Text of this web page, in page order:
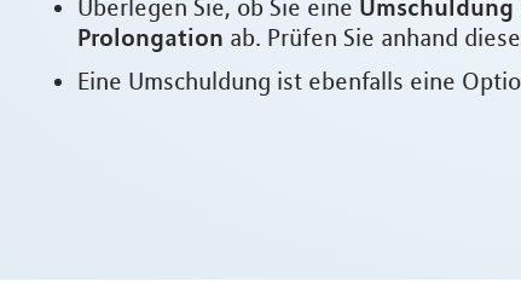
Überlegen Sie, ob Sie eine Umschuldung
Prolongation ab. Prüfen Sie anhand
Eine Umschuldung ist ebenfalls eine